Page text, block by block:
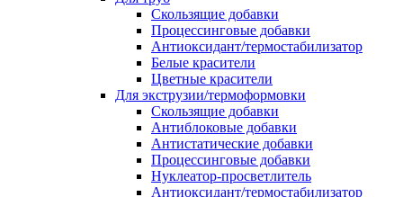
Скользящие добавки
Процессинговые добавки
Антиоксидант/термостабилизатор
Белые красители
Цветные красители
Для экструзии/термоформовки
Скользящие добавки
Антиблоковые добавки
Антистатические добавки
Процессинговые добавки
Нуклеатор-просветлитель
Антиоксидант/термостабилизатор